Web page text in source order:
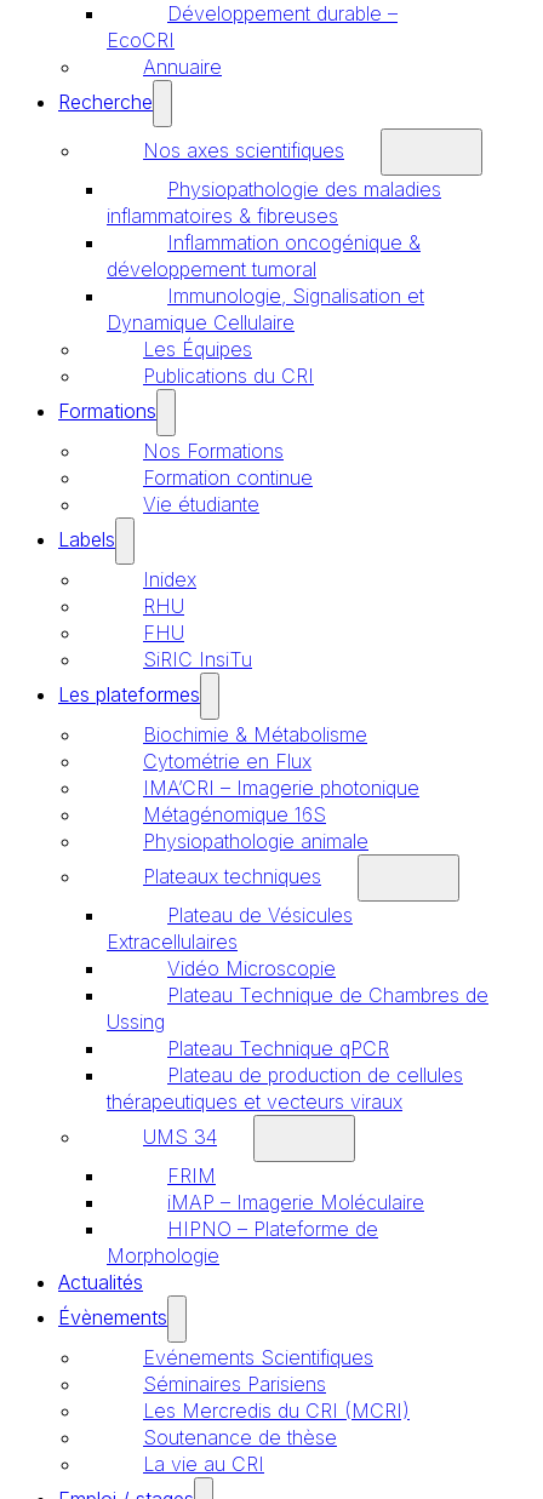
Développement durable –
EcoCRI
Annuaire
Recherche
Nos axes scientifiques
Physiopathologie des maladies
inflammatoires & fibreuses
Inflammation oncogénique &
développement tumoral
Immunologie, Signalisation et
Dynamique Cellulaire
Les Équipes
Publications du CRI
Formations
Nos Formations
Formation continue
Vie étudiante
Labels
Inidex
RHU
FHU
SiRIC InsiTu
Les plateformes
Biochimie & Métabolisme
Cytométrie en Flux
IMA’CRI – Imagerie photonique
Métagénomique 16S
Physiopathologie animale
Plateaux techniques
Plateau de Vésicules
Extracellulaires
Vidéo Microscopie
Plateau Technique de Chambres de
Ussing
Plateau Technique qPCR
Plateau de production de cellules
thérapeutiques et vecteurs viraux
UMS 34
FRIM
iMAP – Imagerie Moléculaire
HIPNO – Plateforme de
Morphologie
Actualités
Évènements
Evénements Scientifiques
Séminaires Parisiens
Les Mercredis du CRI (MCRI)
Soutenance de thèse
La vie au CRI